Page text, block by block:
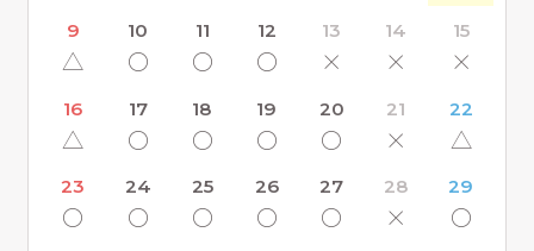
9
△
10
〇
11
〇
12
〇
13
×
14
×
15
×
16
△
17
〇
18
〇
19
〇
20
〇
21
×
22
△
23
〇
24
〇
25
〇
26
〇
27
〇
28
×
29
〇